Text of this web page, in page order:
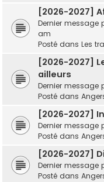
[2026-2027]
Dernier message
am
Posté dans Les
[2026-2027]
ailleurs
Dernier message
Posté dans
[2026-2027]
Dernier message
Posté dans
[2026-2027]
Dernier message
Posté dans